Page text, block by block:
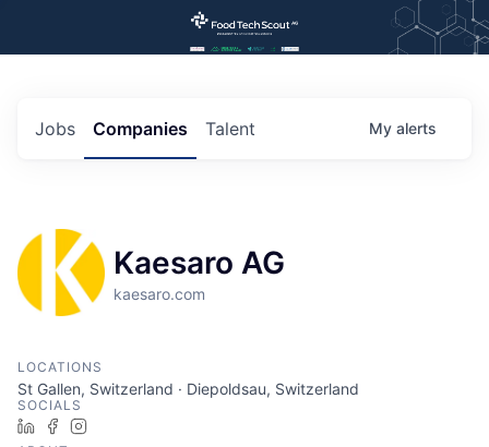
Jobs Companies Talent My alerts
Kaesaro AG
kaesaro.com
LOCATIONS
St Gallen, Switzerland · Diepoldsau, Switzerland
SOCIALS
LinkedInFacebook